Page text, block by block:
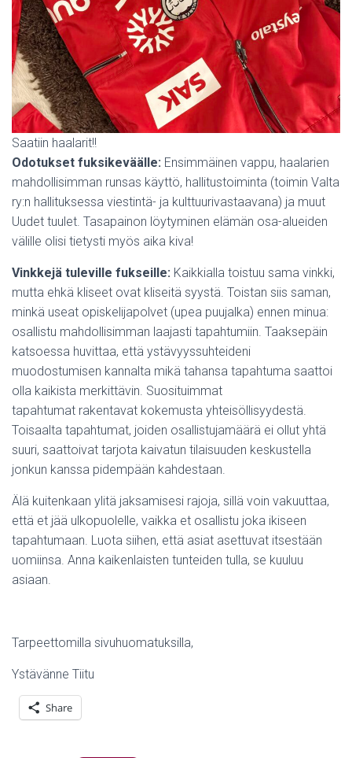
Saatiin haalarit!!
Odotukset fuksikeväälle: Ensimmäinen vappu, haalarien
mahdollisimman runsas käyttö, hallitustoiminta (toimin Valta
ry:n hallituksessa viestintä- ja kulttuurivastaavana) ja muut
Uudet tuulet. Tasapainon löytyminen elämän osa-alueiden
välille olisi tietysti myös aika kiva!
Vinkkejä tuleville fukseille: Kaikkialla toistuu sama vinkki,
mutta ehkä kliseet ovat kliseitä syystä. Toistan siis saman,
minkä useat opiskelijapolvet (upea puujalka) ennen minua:
osallistu mahdollisimman laajasti tapahtumiin. Taaksepäin
katsoessa huvittaa, että ystävyyssuhteideni
muodostumisen kannalta mikä tahansa tapahtuma saattoi
olla kaikista merkittävin. Suosituimmat
tapahtumat rakentavat kokemusta yhteisöllisyydestä.
Toisaalta tapahtumat, joiden osallistujamäärä ei ollut yhtä
suuri, saattoivat tarjota kaivatun tilaisuuden keskustella
jonkun kanssa pidempään kahdestaan.
Älä kuitenkaan ylitä jaksamisesi rajoja, sillä voin vakuuttaa,
että et jää ulkopuolelle, vaikka et osallistu joka ikiseen
tapahtumaan. Luota siihen, että asiat asettuvat itsestään
uomiinsa. Anna kaikenlaisten tunteiden tulla, se kuuluu
asiaan.
Tarpeettomilla sivuhuomatuksilla,
Ystävänne Tiitu
Share